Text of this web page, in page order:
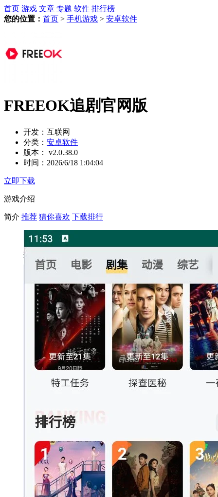
首页 游戏 文章 专题 软件 排行榜
您的位置： 首页 > 手机游戏 > 安卓软件
FREEOK追剧官网版
开发： 互联网
分类： 安卓软件
版本：
v2.0.38.0
时间： 2026/6/18 1:04:04
立即下载
游戏介绍
简介 推荐 猜你喜欢 下载排行